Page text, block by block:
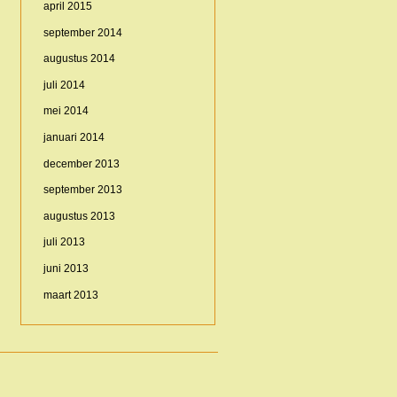
april 2015
september 2014
augustus 2014
juli 2014
mei 2014
januari 2014
december 2013
september 2013
augustus 2013
juli 2013
juni 2013
maart 2013